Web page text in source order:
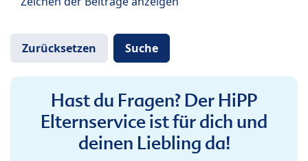
Hast du Fragen? Der HiPP
Elternservice ist für dich und
deinen Liebling da!